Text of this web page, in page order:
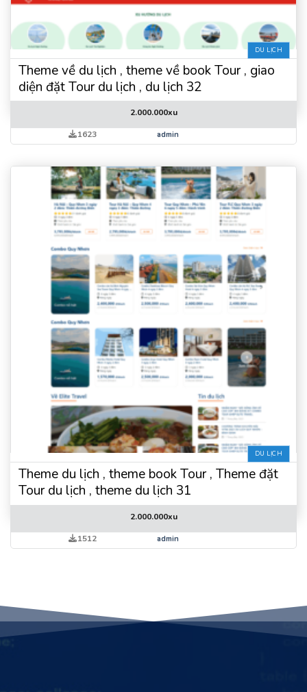
DU LỊCH
Theme về du lịch , theme về book Tour , giao
diện đặt Tour du lịch , du lịch 32
2.000.000xu
1623
admin
DU LỊCH
Theme du lịch , theme book Tour , Theme đặt
Tour du lịch , theme du lịch 31
2.000.000xu
1512
admin